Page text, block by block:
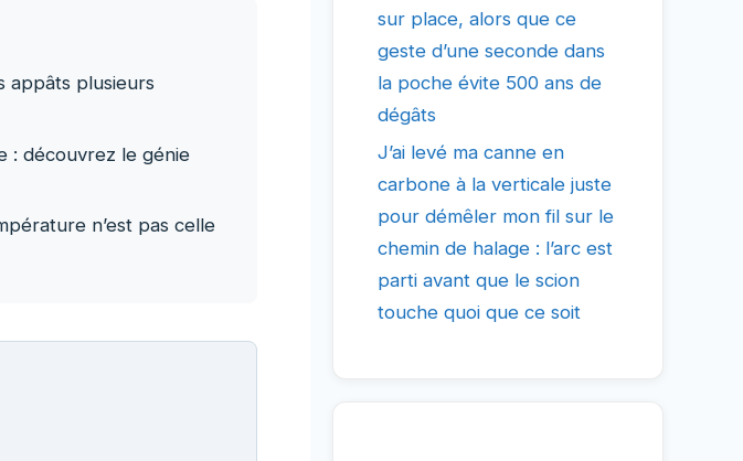
appâts plusieurs
: découvrez le génie
n’est pas celle
sur place, alors que ce
geste d’une seconde dans
la poche évite 500 ans de
dégâts
J’ai levé ma canne en
carbone à la verticale juste
pour démêler mon fil sur le
chemin de halage : l’arc est
parti avant que le scion
touche quoi que ce soit